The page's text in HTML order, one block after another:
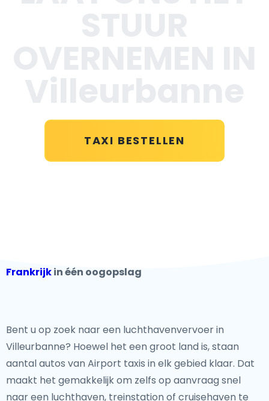
TAXI BESTELLEN
Frankrijkin één oogopslag
Bent u op zoek naar een luchthavenvervoer in
Villeurbanne? Hoewel het een groot land is, staan
aantal autos van Airport taxis in elk gebied klaar. Dat
maakt het gemakkelijk om zelfs op aanvraag snel
naar een luchthaven, treinstation of cruisehaven te